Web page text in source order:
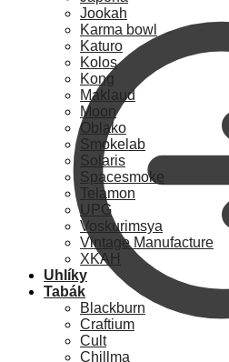
Jookah
Karma bowl
Katuro
Kolos
Kong
Maklaud
Moon
Oblako
Smokelab
Solaris
Spacesmoke
Telamon
UPG
Voskurimsya
Vintage Manufacture
XKAH
Uhlíky
Tabák
Blackburn
Craftium
Cult
Chillma